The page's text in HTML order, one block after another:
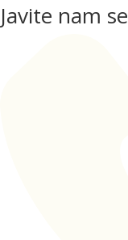
Javite nam se